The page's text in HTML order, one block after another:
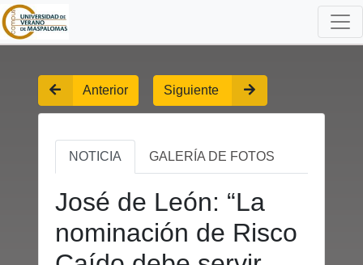
Anterior Siguiente
NOTICIA GALERÍA DE FOTOS
José de León: “La
nominación de Risco